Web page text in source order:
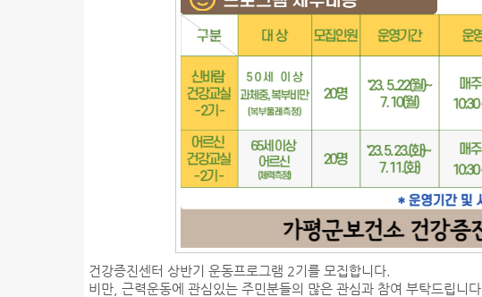
건강증진센터 상반기 운동프로그램 2기를 모집합니다.
비만, 근력운동에 관심있는 주민분들의 많은 관심과 참여 부탁드립니다.